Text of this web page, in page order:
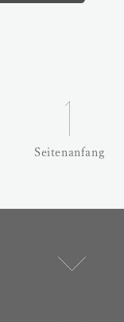
Seitenanfang